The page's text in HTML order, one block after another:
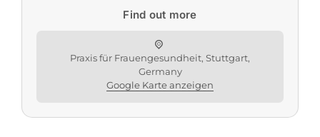
Find out more
Praxis für Frauengesundheit, Stuttgart,
Germany
Google Karte anzeigen